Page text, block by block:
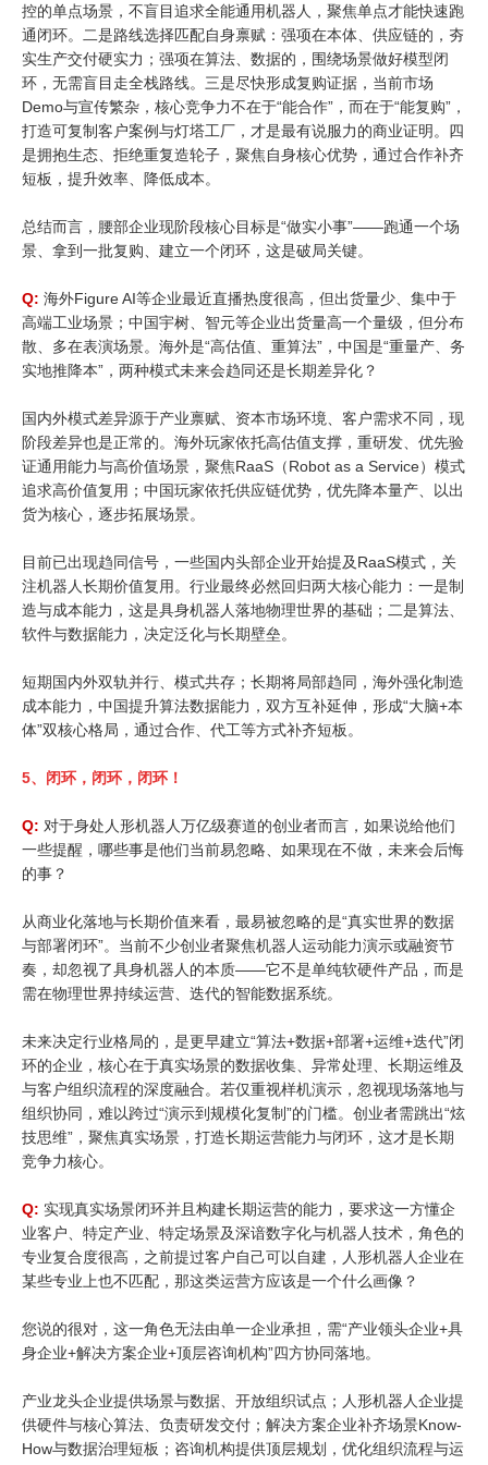
控的单点场景，不盲目追求全能通用机器人，聚焦单点才能快速跑
通闭环。二是路线选择匹配自身禀赋：强项在本体、供应链的，夯
实生产交付硬实力；强项在算法、数据的，围绕场景做好模型闭
环，无需盲目走全栈路线。三是尽快形成复购证据，当前市场
Demo与宣传繁杂，核心竞争力不在于“能合作”，而在于“能复购”，
打造可复制客户案例与灯塔工厂，才是最有说服力的商业证明。四
是拥抱生态、拒绝重复造轮子，聚焦自身核心优势，通过合作补齐
短板，提升效率、降低成本。
总结而言，腰部企业现阶段核心目标是“做实小事”——跑通一个场
景、拿到一批复购、建立一个闭环，这是破局关键。
Q: 海外Figure AI等企业最近直播热度很高，但出货量少、集中于
高端工业场景；中国宇树、智元等企业出货量高一个量级，但分布
散、多在表演场景。海外是“高估值、重算法”，中国是“重量产、务
实地推降本”，两种模式未来会趋同还是长期差异化？
国内外模式差异源于产业禀赋、资本市场环境、客户需求不同，现
阶段差异也是正常的。海外玩家依托高估值支撑，重研发、优先验
证通用能力与高价值场景，聚焦RaaS（Robot as a Service）模式
追求高价值复用；中国玩家依托供应链优势，优先降本量产、以出
货为核心，逐步拓展场景。
目前已出现趋同信号，一些国内头部企业开始提及RaaS模式，关
注机器人长期价值复用。行业最终必然回归两大核心能力：一是制
造与成本能力，这是具身机器人落地物理世界的基础；二是算法、
软件与数据能力，决定泛化与长期壁垒。
短期国内外双轨并行、模式共存；长期将局部趋同，海外强化制造
成本能力，中国提升算法数据能力，双方互补延伸，形成“大脑+本
体”双核心格局，通过合作、代工等方式补齐短板。
5、 闭环，闭环，闭环！
Q: 对于身处人形机器人万亿级赛道的创业者而言，如果说给他们
一些提醒，哪些事是他们当前易忽略、如果现在不做，未来会后悔
的事？
从商业化落地与长期价值来看，最易被忽略的是“真实世界的数据
与部署闭环”。当前不少创业者聚焦机器人运动能力演示或融资节
奏，却忽视了具身机器人的本质——它不是单纯软硬件产品，而是
需在物理世界持续运营、迭代的智能数据系统。
未来决定行业格局的，是更早建立“算法+数据+部署+运维+迭代”闭
环的企业，核心在于真实场景的数据收集、异常处理、长期运维及
与客户组织流程的深度融合。若仅重视样机演示，忽视现场落地与
组织协同，难以跨过“演示到规模化复制”的门槛。创业者需跳出“炫
技思维”，聚焦真实场景，打造长期运营能力与闭环，这才是长期
竞争力核心。
Q: 实现真实场景闭环并且构建长期运营的能力，要求这一方懂企
业客户、特定产业、特定场景及深谙数字化与机器人技术，角色的
专业复合度很高，之前提过客户自己可以自建，人形机器人企业在
某些专业上也不匹配，那这类运营方应该是一个什么画像？
您说的很对，这一角色无法由单一企业承担，需“产业领头企业+具
身企业+解决方案企业+顶层咨询机构”四方协同落地。
产业龙头企业提供场景与数据、开放组织试点；人形机器人企业提
供硬件与核心算法、负责研发交付；解决方案企业补齐场景Know-
How与数据治理短板；咨询机构提供顶层规划，优化组织流程与运